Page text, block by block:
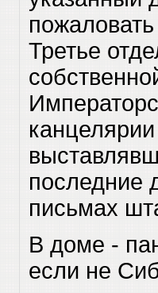
Третье
последние
письмах
В доме -
если не